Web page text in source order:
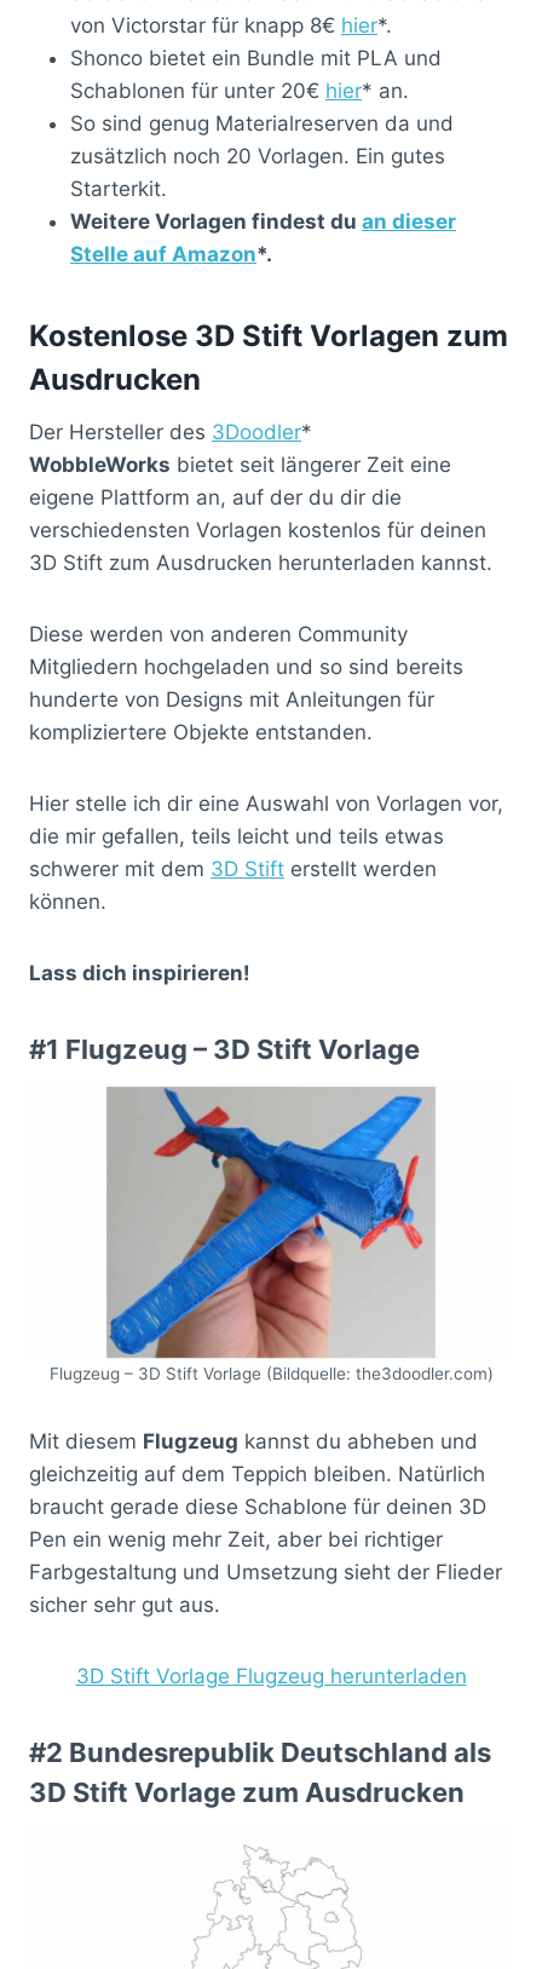
von Victorstar für knapp 8€ hier*.
Shonco bietet ein Bundle mit PLA und
Schablonen für unter 20€ hier* an.
So sind genug Materialreserven da und
zusätzlich noch 20 Vorlagen. Ein gutes
Starterkit.
Weitere Vorlagen findest du an dieser
Stelle auf Amazon*.
Kostenlose 3D Stift Vorlagen zum
Ausdrucken
Der Hersteller des 3Doodler*
WobbleWorks bietet seit längerer Zeit eine
eigene Plattform an, auf der du dir die
verschiedensten Vorlagen kostenlos für deinen
3D Stift zum Ausdrucken herunterladen kannst.
Diese werden von anderen Community
Mitgliedern hochgeladen und so sind bereits
hunderte von Designs mit Anleitungen für
kompliziertere Objekte entstanden.
Hier stelle ich dir eine Auswahl von Vorlagen vor,
die mir gefallen, teils leicht und teils etwas
schwerer mit dem 3D Stift erstellt werden
können.
Lass dich inspirieren!
#1 Flugzeug – 3D Stift Vorlage
Flugzeug – 3D Stift Vorlage (Bildquelle: the3doodler.com)
Mit diesem Flugzeug kannst du abheben und
gleichzeitig auf dem Teppich bleiben. Natürlich
braucht gerade diese Schablone für deinen 3D
Pen ein wenig mehr Zeit, aber bei richtiger
Farbgestaltung und Umsetzung sieht der Flieder
sicher sehr gut aus.
3D Stift Vorlage Flugzeug herunterladen
#2 Bundesrepublik Deutschland als
3D Stift Vorlage zum Ausdrucken